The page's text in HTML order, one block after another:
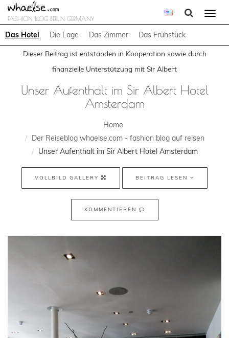
FASHION BLOG BERLIN GERMANY
Das Hotel Die Lage Das Zimmer Das Frühstück
Dieser Beitrag ist entstanden in Kooperation sowie durch
finanzielle Unterstützung mit Sir Albert
Unser Aufenthalt im Sir Albert Hotel
Amsterdam
Home
Der Reiseblog whaelse.com - fashion blog auf reisen
Unser Aufenthalt im Sir Albert Hotel Amsterdam
VOLLBILD GALLERY BEITRAG LESEN
KOMMENTIEREN